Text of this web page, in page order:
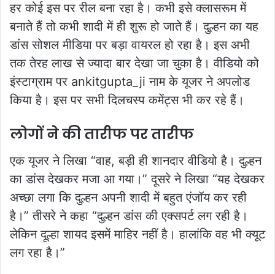
हर कोई इस पर रील बना रहा है। कभी इसे क्लासरूम में
बनाते हैं तो कभी शादी में ही शुरू हो जाते हैं। दुल्हन का यह
डांस सोशल मीडिया पर बड़ा वायरल हो रहा है। इस अभी
तक तेरह लाख से ज्यादा बार देखा जा चुका है। वीडियो को
इंस्टाग्राम पर ankitgupta_ji नाम के यूजर ने अपलोड
किया है। इस पर सभी दिलचस्प कमेंट्स भी कर रहे हैं।
लोगों ने की तारीफ पर तारीफ
एक यूजर ने लिखा “वाह, बड़ी ही शानदार वीडियो है। दुल्हन
का डांस देखकर मजा आ गया।” दूसरे ने लिखा “यह देखकर
अच्छा लगा कि दुल्हन अपनी शादी में बहुत एंजॉय कर रही
है।” तीसरे ने कहा “दुल्हन डांस की एक्सपर्ट लग रही है।
लेकिन दूल्हा शायद इसमें माहिर नहीं है। हालांकि वह भी क्यूट
लग रहा है।”